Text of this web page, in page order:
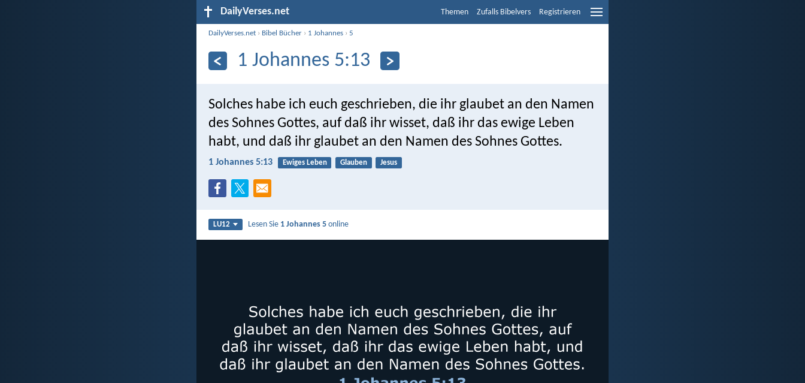
DailyVerses.net Themen Zufalls Bibelvers Registrieren
DailyVerses.net › Bibel Bücher › 1 Johannes ›5
1 Johannes 5:13
Solches habe ich euch geschrieben, die ihr glaubet an den Namen
des Sohnes Gottes, auf daß ihr wisset, daß ihr das ewige Leben
habt, und daß ihr glaubet an den Namen des Sohnes Gottes.
1 Johannes 5:13 Ewiges Leben Glauben Jesus
LU12 Lesen Sie 1 Johannes 5 online